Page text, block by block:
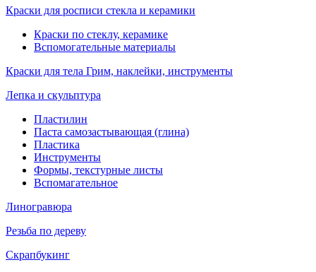
Краски для росписи стекла и керамики
Краски по стеклу, керамике
Вспомогательные материалы
Краски для тела Грим, наклейки, инструменты
Лепка и скульптура
Пластилин
Паста самозастывающая (глина)
Пластика
Инструменты
Формы, текстурные листы
Вспомагательное
Линогравюра
Резьба по дереву
Скрапбукинг